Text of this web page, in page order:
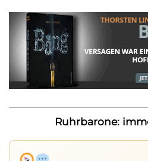
Ruhrbarone: